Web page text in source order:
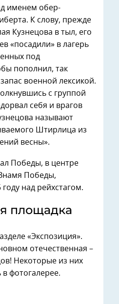
именем обер-
К слову, прежде
Кузнецова в тыл, его
«посадили» в лагерь
под
пополнил, так
военной лексикой.
с группой
себя и врагов
называют
Штирлица из
весны».
Победы, в центре
Победы,
над рейхстагом.
площадка
«Экспозиция».
отечественная –
Некоторые из них
фотогалерее.